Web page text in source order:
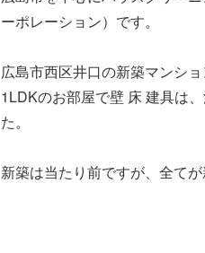
ーポレーション）です。
広島市西区井口の新築マンショ
1LDKのお部屋で壁 床 建具は
た。
新築は当たり前ですが、全て